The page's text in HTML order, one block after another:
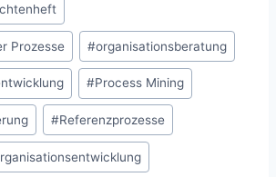
Prozesse #organisationsberatung
#Process Mining
#Referenzprozesse